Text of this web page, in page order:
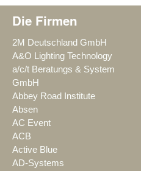
Die Firmen
2M Deutschland GmbH
A&O Lighting Technology
a/c/t Beratungs & System
GmbH
Abbey Road Institute
Absen
AC Event
ACB
Active Blue
AD-Systems